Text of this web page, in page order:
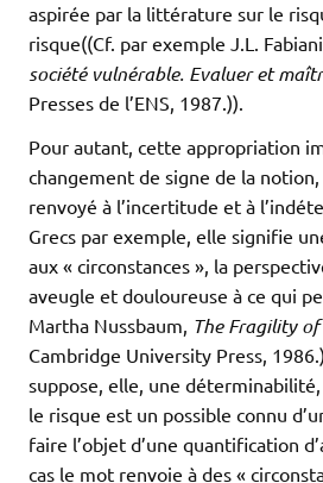
aspirée par la littérature sur le
risque((Cf. par exemple J.L.
société vulnérable. Evaluer et
Presses de l’ENS, 1987.)).
Pour autant, cette appropriation
changement de signe de la
renvoyé à l’incertitude et à
Grecs par exemple, elle signifie
aux « circonstances », la
aveugle et douloureuse à ce qui
Martha Nussbaum, The Fragility of
Cambridge University Press,
suppose, elle, une
le risque est un possible connu
faire l’objet d’une quantification
cas le mot renvoie à des «